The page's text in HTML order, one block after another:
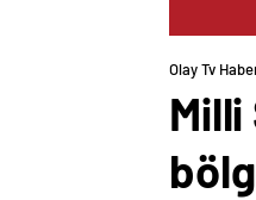
Olay Tv
Milli